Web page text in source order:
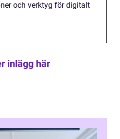
och verktyg för digitalt
inlägg här